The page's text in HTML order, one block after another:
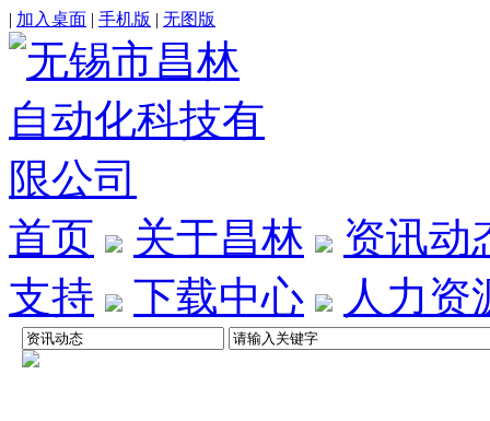
| 加入桌面 | 手机版 | 无图版
首页 关于昌林
资讯动
支持
下载中心 人力资